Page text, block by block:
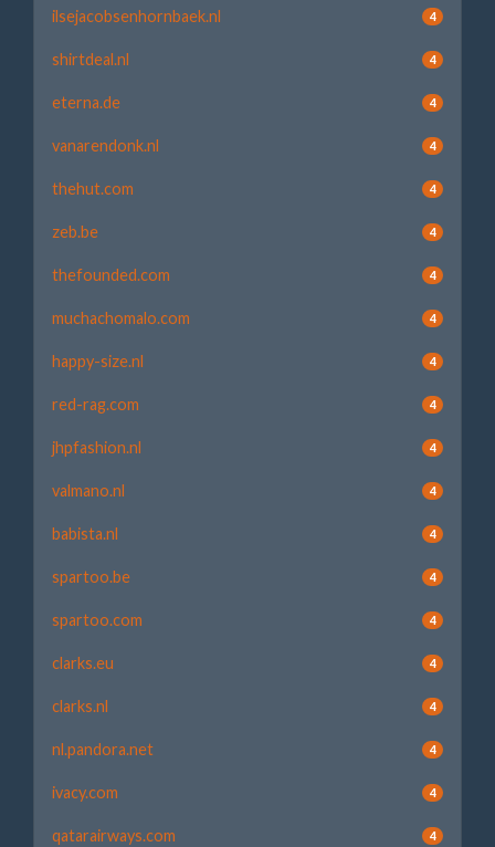
ilsejacobsenhornbaek.nl 4
shirtdeal.nl 4
eterna.de 4
vanarendonk.nl 4
thehut.com 4
zeb.be 4
thefounded.com 4
muchachomalo.com 4
happy-size.nl 4
red-rag.com 4
jhpfashion.nl 4
valmano.nl 4
babista.nl 4
spartoo.be 4
spartoo.com 4
clarks.eu 4
clarks.nl 4
nl.pandora.net 4
ivacy.com 4
qatarairways.com 4